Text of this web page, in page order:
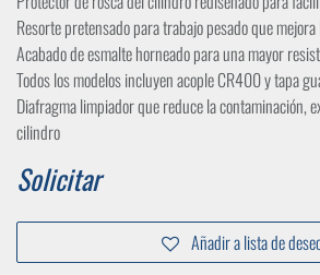
Resorte pretensado para trabajo pesado que
Acabado de esmalte horneado para una mayor
Todos los modelos incluyen acople CR400 y tapa
Diafragma limpiador que reduce la contaminación,
cilindro
Solicitar
Añadir a lista de